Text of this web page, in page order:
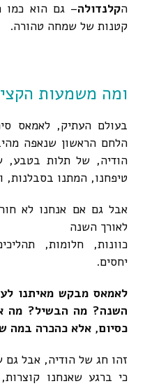
הקלנדולה– גם הוא כמו
קטנות של שמחה טהורה.
ומה משמעות
בעולם העתיק, לאמאס
הלחם הראשון שנאפה
הודיה, של תלות בטבע,
טיפחנו, המתנו
אבל גם אם אנחנו לא
לאורך השנה
כוונות, חלומות,
יחסים.
לאמאס מבקש מאיתנו
השנה? מה הבשיל? מה
כסיום, אלא כהכרה במה
זהו חג של הודיה, אבל
כי ברגע שאנחנו